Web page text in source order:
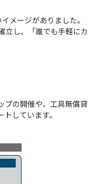
メージがありました。
立し、「誰でも手軽にカ
プの開催や、工具無償貸
しています。